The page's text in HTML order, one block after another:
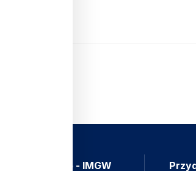
Aplikacja Meteo - IMGW